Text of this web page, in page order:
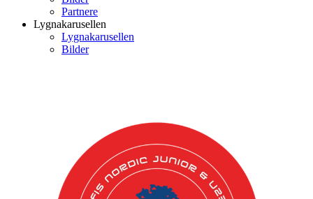
Partnere
Lygnakarusellen
Lygnakarusellen
Bilder